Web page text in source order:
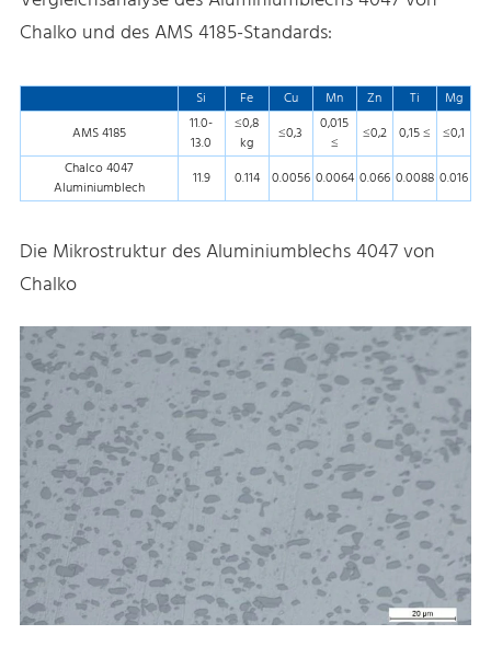
Chalko und des AMS 4185-Standards:
Si Fe Cu Mn Zn Ti
Mg
AMS 4185
11.0-
13.0
≤0,8
kg
≤0,3
0,015
≤
≤0,2 0,15 ≤ ≤0,1
Chalco 4047
Aluminiumblech
11.9 0.114 0.0056 0.0064 0.066 0.0088 0.016
Die Mikrostruktur des Aluminiumblechs 4047 von
Chalko